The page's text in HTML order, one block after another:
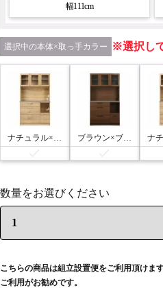
幅111cm
本体×取っ手カラー 選択し
ナチュラル×ブラック ブラウン×ブラック
こちらの商品は組立設置便をご利用頂けま
ご利用がお勧めです。